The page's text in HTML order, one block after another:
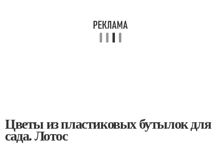
Цветы из пластиковых бутылок для
сада. Лотос